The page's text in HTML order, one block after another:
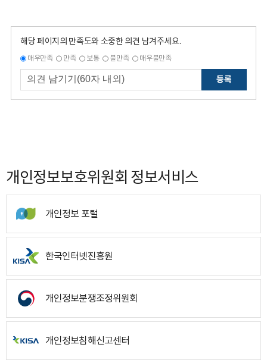
해당 페이지의 만족도와 소중한 의견 남겨주세요.
매우만족 만족 보통 불만족 매우불만족
등록
개인정보보호위원회 정보서비스
개인정보 포털
한국인터넷진흥원
개인정보분쟁조정위원회
개인정보침해신고센터